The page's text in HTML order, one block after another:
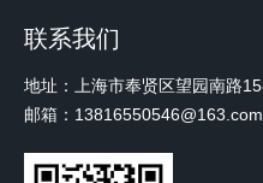
联系我们
邮箱：13816550546@163.com